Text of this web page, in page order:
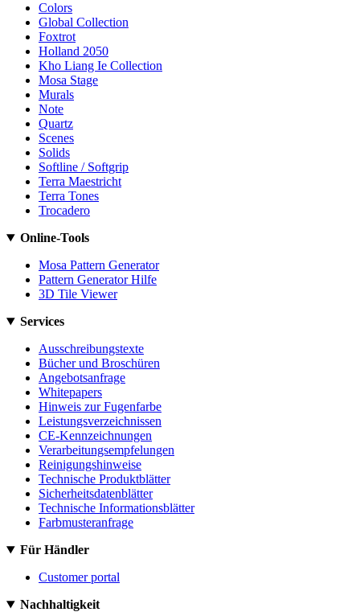
Colors
Global Collection
Foxtrot
Holland 2050
Kho Liang Ie Collection
Mosa Stage
Murals
Note
Quartz
Scenes
Solids
Softline / Softgrip
Terra Maestricht
Terra Tones
Trocadero
Online-Tools
Mosa Pattern Generator
Pattern Generator Hilfe
3D Tile Viewer
Services
Ausschreibungstexte
Bücher und Broschüren
Angebotsanfrage
Whitepapers
Hinweis zur Fugenfarbe
Leistungsverzeichnissen
CE-Kennzeichnungen
Verarbeitungsempfelungen
Reinigungshinweise
Technische Produktblätter
Sicherheitsdatenblätter
Technische Informationsblätter
Farbmusteranfrage
Für Händler
Customer portal
Nachhaltigkeit